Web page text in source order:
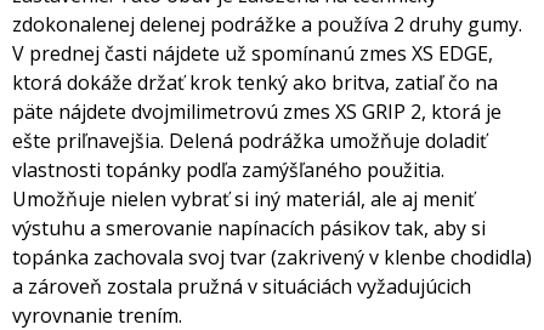
zdokonalenej delenej podrážke a používa 2 druhy gumy.
V prednej časti nájdete už spomínanú zmes XS EDGE,
ktorá dokáže držať krok tenký ako britva, zatiaľ čo na
päte nájdete dvojmilimetrovú zmes XS GRIP 2, ktorá je
ešte priľnavejšia. Delená podrážka umožňuje doladiť
vlastnosti topánky podľa zamýšľaného použitia.
Umožňuje nielen vybrať si iný materiál, ale aj meniť
výstuhu a smerovanie napínacích pásikov tak, aby si
topánka zachovala svoj tvar (zakrivený v klenbe chodidla)
a zároveň zostala pružná v situáciách vyžadujúcich
vyrovnanie trením.